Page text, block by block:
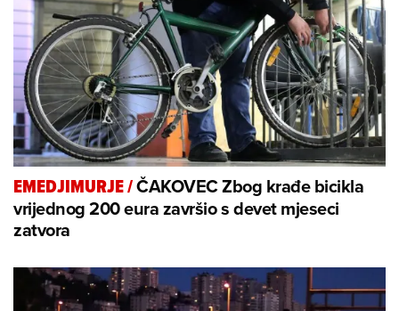
EMEDJIMURJE/ČAKOVEC Zbog krađe bicikla
vrijednog 200 eura završio s devet mjeseci
zatvora